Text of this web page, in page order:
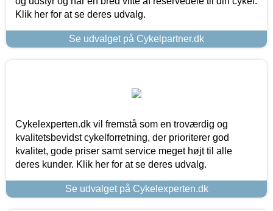
Klik her for at se deres udvalg.
Se udvalget på Cykelpartner.dk
Cykelexperten.dk vil fremstå som en troværdig og
kvalitetsbevidst cykelforretning, der prioriterer god
kvalitet, gode priser samt service meget højt til alle
deres kunder. Klik her for at se deres udvalg.
Se udvalget på Cykelexperten.dk